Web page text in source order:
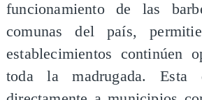
funcionamiento de las
comunas del país,
establecimientos continúen
toda la madrugada. Esta